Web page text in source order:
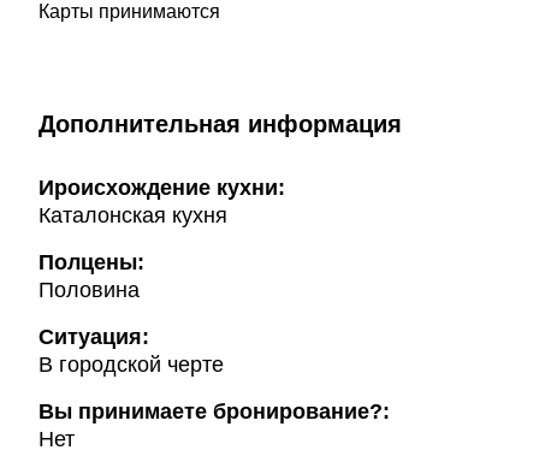
Карты принимаются
Дополнительная информация
Ироисхождение кухни:
Каталонская кухня
Полцены:
Половина
Ситуация:
В городской черте
Вы принимаете бронирование?:
Нет